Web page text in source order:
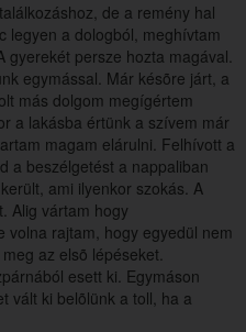
de a remény hal
legyen a dologból, meghívtam
gyerekét persze hozta magával.
egymással. Már késõre járt, a
más dolgom megígértem
a lakásba értünk a szívem már
magam elárulni. Felhívott a
a beszélgetést a nappaliban
ami ilyenkor szokás. A
Alig vártam hogy
volna rajtam, hogy egyedül nem
az elsõ lépéseket.
esett ki. Egymáson
vált ki belõlünk a toll, ha a